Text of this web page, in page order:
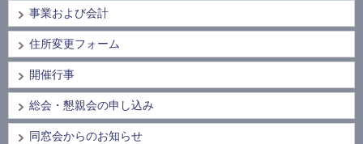
事業および会計
住所変更フォーム
開催行事
総会・懇親会の申し込み
同窓会からのお知らせ